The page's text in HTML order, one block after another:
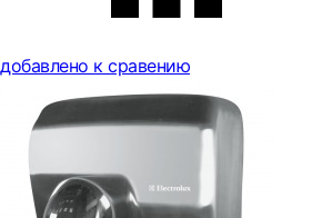
добавлено к сравению